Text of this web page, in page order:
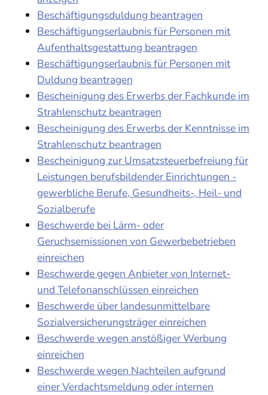
Beschäftigungsduldung beantragen
Beschäftigungserlaubnis für Personen mit
Aufenthaltsgestattung beantragen
Beschäftigungserlaubnis für Personen mit
Duldung beantragen
Bescheinigung des Erwerbs der Fachkunde im
Strahlenschutz beantragen
Bescheinigung des Erwerbs der Kenntnisse im
Strahlenschutz beantragen
Bescheinigung zur Umsatzsteuerbefreiung für
Leistungen berufsbildender Einrichtungen -
gewerbliche Berufe, Gesundheits-, Heil- und
Sozialberufe
Beschwerde bei Lärm- oder
Geruchsemissionen von Gewerbebetrieben
einreichen
Beschwerde gegen Anbieter von Internet-
und Telefonanschlüssen einreichen
Beschwerde über landesunmittelbare
Sozialversicherungsträger einreichen
Beschwerde wegen anstößiger Werbung
einreichen
Beschwerde wegen Nachteilen aufgrund
einer Verdachtsmeldung oder internen